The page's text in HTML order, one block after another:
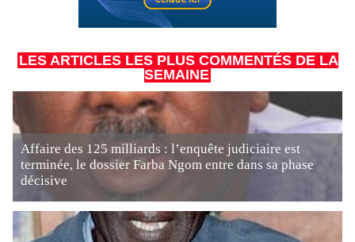
LES ARTICLES LES PLUS COMMENTÉS DE LA
SEMAINE
Affaire des 125 milliards : l’enquête judiciaire est
terminée, le dossier Farba Ngom entre dans sa phase
décisive